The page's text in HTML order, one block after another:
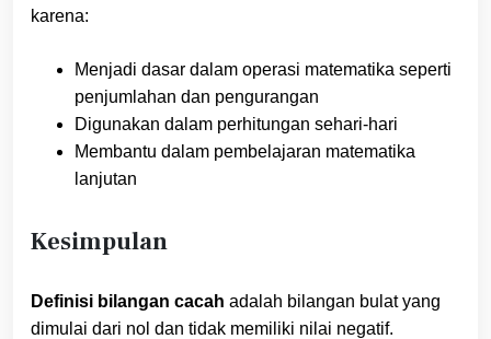
karena:
Menjadi dasar dalam operasi matematika seperti
penjumlahan dan pengurangan
Digunakan dalam perhitungan sehari-hari
Membantu dalam pembelajaran matematika
lanjutan
Kesimpulan
Definisi bilangan cacah adalah bilangan bulat yang
dimulai dari nol dan tidak memiliki nilai negatif.